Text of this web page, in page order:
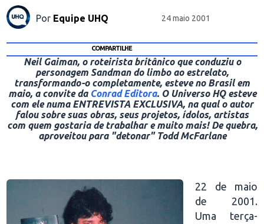
Por Equipe UHQ 24 maio 2001
COMPARTILHE
Neil Gaiman, o roteirista britânico que conduziu o
personagem Sandman do limbo ao estrelato,
transformando-o completamente, esteve no Brasil em
maio, a convite da Conrad Editora. O Universo HQ esteve
com ele numa ENTREVISTA EXCLUSIVA, na qual o autor
falou sobre suas obras, seus projetos, ídolos, artistas
com quem gostaria de trabalhar e muito mais! De quebra,
aproveitou para "detonar" Todd McFarlane
22 de maio
de 2001.
Uma terça-